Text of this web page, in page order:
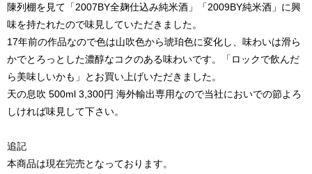
陳列棚を見て「2007BY全麹仕込み純米酒」「2009BY純米酒」に興
味を持たれたので味見していただきました。
17年前の作品なので色は山吹色から琥珀色に変化し、味わいは滑ら
かでとろっとした濃醇なコクのある味わいです。「ロックで飲んだ
ら美味しいかも」とお買い上げいただきました。
天の息吹 500ml 3,300円 海外輸出専用なので当社においでの節よろ
しければ味見して下さい。
追記
本商品は現在完売となっております。